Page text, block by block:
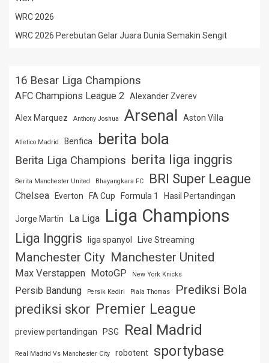
WRC 2026
WRC 2026 Perebutan Gelar Juara Dunia Semakin Sengit
16 Besar Liga Champions
AFC Champions League 2 Alexander Zverev
Alex Marquez Anthony Joshua Arsenal Aston Villa
Atletico Madrid Benfica berita bola
Berita Liga Champions berita liga inggris
Berita Manchester United Bhayangkara FC BRI Super League
Chelsea Everton FA Cup Formula 1 Hasil Pertandingan
Jorge Martin La Liga Liga Champions
Liga Inggris liga spanyol Live Streaming
Manchester City Manchester United
Max Verstappen MotoGP New York Knicks
Persib Bandung Persik Kediri Piala Thomas Prediksi Bola
prediksi skor Premier League
preview pertandingan PSG Real Madrid
Real Madrid Vs Manchester City robotent sportybase